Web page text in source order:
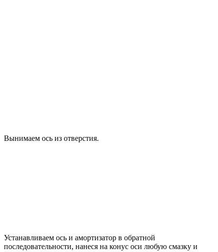
Вынимаем ось из отверстия.
Устанавливаем ось и амортизатор в обратной
последовательности, нанеся на конус оси любую смазку и